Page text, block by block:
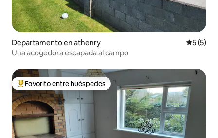
Departamento en athenry
5 (5)
Una acogedora escapada al campo
De los mejores en Favorito entre huéspedes
Favorito entre huéspedes